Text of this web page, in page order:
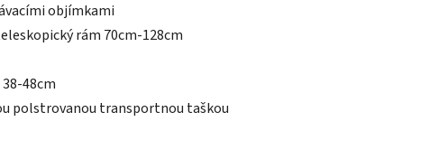
objímkami
rám 70cm-128cm
48cm
polstrovanou transportnou taškou